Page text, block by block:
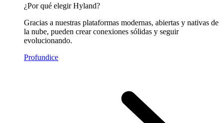
¿Por qué elegir Hyland?
Gracias a nuestras plataformas modernas, abiertas y nativas de
la nube, pueden crear conexiones sólidas y seguir
evolucionando.
Profundice